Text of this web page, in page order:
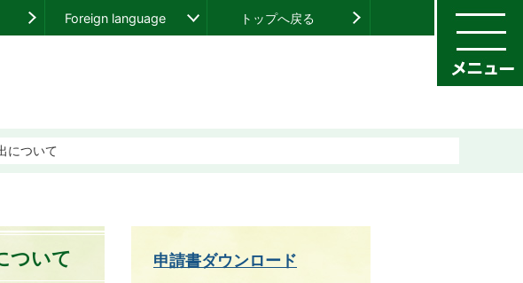
Foreign language トップへ戻る
について
ついて 申請書ダウンロード